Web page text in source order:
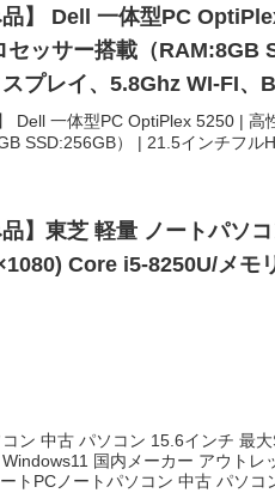
品】 Dell 一体型PC
セッサー搭載（RAM:8GB
プレイ、5.8Ghz WI-FI
WPS Office(整備済み品)
Dell 一体型PC OptiPlex 5250 |
SSD:256GB） | 21.5インチフル
品】東芝 軽量 ノートパソ
Core i5-8250U/メ
ン 中古 パソコン 15.6インチ 最
国内メーカー アウト
トPCノートパソコン 中古 パソ